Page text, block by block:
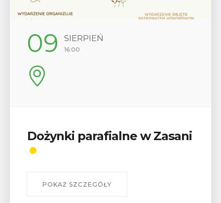
09 SIERPIEŃ
16:00
Dożynki parafialne w Zasani
POKAŻ SZCZEGÓŁY